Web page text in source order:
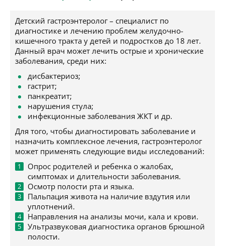
Детский гастроэнтеролог – специалист по
диагностике и лечению проблем желудочно-
кишечного тракта у детей и подростков до 18 лет.
Данный врач может лечить острые и хронические
заболевания, среди них:
дисбактериоз;
гастрит;
панкреатит;
нарушения стула;
инфекционные заболевания ЖКТ и др.
Для того, чтобы диагностировать заболевание и
назначить комплексное лечения, гастроэнтеролог
может применять следующие виды исследований:
Опрос родителей и ребенка о жалобах,
симптомах и длительности заболевания.
Осмотр полости рта и языка.
Пальпация живота на наличие вздутия или
уплотнений.
Направления на анализы мочи, кала и крови.
Ультразвуковая диагностика органов брюшной
полости.